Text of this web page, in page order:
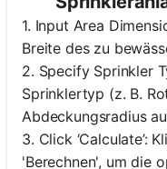
1. Input Area
Breite des zu
2. Specify Sprinkler
Sprinklertyp (z. B.
Abdeckungsradius
3. Click ‘Calculate’:
'Berechnen', um die